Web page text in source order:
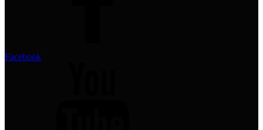
Facebook